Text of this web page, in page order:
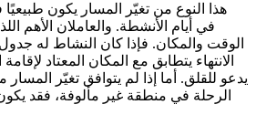
هذا النوع من تغيّر المسار يكون
في أيام الأنشطة. والعاملان الأهم
الوقت والمكان. فإذا كان النشاط له
الانتهاء يتطابق مع المكان المعتاد
يدعو للقلق. أما إذا لم يتوافق تغيّر
الرحلة في منطقة غير مألوفة، فقد